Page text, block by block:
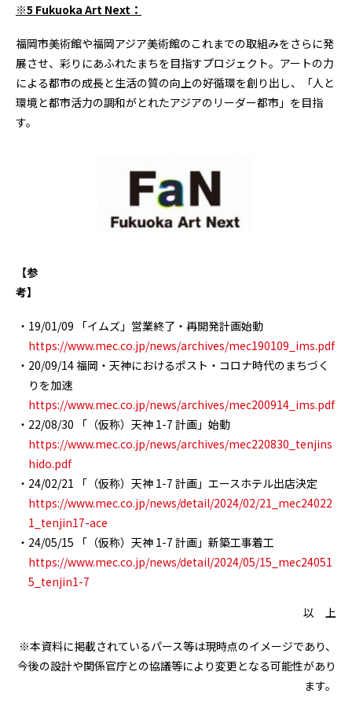
※5 Fukuoka Art Next ：
福岡市美術館や福岡アジア美術館のこれまでの取組みをさらに発
展させ、彩りにあふれたまちを目指すプロジェクト。アートの力
による都市の成長と生活の質の向上の好循環を創り出し、「人と
環境と都市活力の調和がとれたアジアのリーダー都市」を目指
す。
【参
考
19/01/09 「イムズ」営業終了・再開発計画始動
https://www.mec.co.jp/news/archives/mec190109_ims.pdf
20/09/14 福岡・天神におけるポスト・コロナ時代のまちづく
りを加速
https://www.mec.co.jp/news/archives/mec200914_ims.pdf
22/08/30 「（仮称）天神 1-7 計画」始動
https://www.mec.co.jp/news/archives/mec220830_tenjins
hido.pdf
24/02/21 「（仮称）天神 1-7 計画」エースホテル出店決定
https://www.mec.co.jp/news/detail/2024/02/21_mec24022
1_tenjin17-ace
24/05/15 「（仮称）天神 1-7 計画」新築工事着工
https://www.mec.co.jp/news/detail/2024/05/15_mec24051
5_tenjin1-7
以 上
※本資料に掲載されているパース等は現時点のイメージであり、
今後の設計や関係官庁との協議等により変更となる可能性があり
ます。